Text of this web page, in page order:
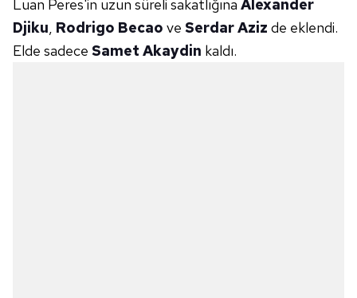
Luan Peres'in uzun süreli sakatlığına Alexander
Djiku, Rodrigo Becao ve Serdar Aziz de eklendi.
Elde sadece Samet Akaydin kaldı.